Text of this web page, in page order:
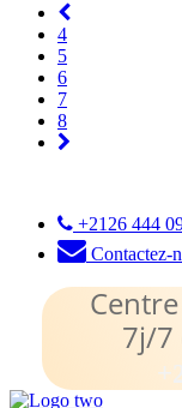
Previous
4
5
6
7
8
+2126 444
Contactez-
7j/7